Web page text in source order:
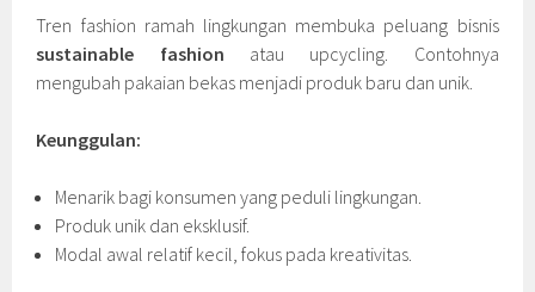
Tren fashion ramah lingkungan membuka peluang bisnis
sustainable fashion atau upcycling. Contohnya
mengubah pakaian bekas menjadi produk baru dan unik.
Keunggulan:
Menarik bagi konsumen yang peduli lingkungan.
Produk unik dan eksklusif.
Modal awal relatif kecil, fokus pada kreativitas.